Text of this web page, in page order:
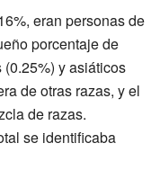
eran personas de
porcentaje de
y asiáticos
de otras razas, y el
de razas.
se identificaba